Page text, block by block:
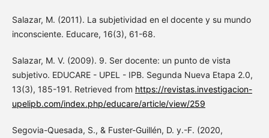
Salazar, M. (2011). La subjetividad en el docente y su mundo
inconsciente. Educare, 16(3), 61-68.
Salazar, M. V. (2009). 9. Ser docente: un punto de vista
subjetivo. EDUCARE - UPEL - IPB. Segunda Nueva Etapa 2.0,
13(3), 185-191. Retrieved from https://revistas.investigacion-
upelipb.com/index.php/educare/article/view/259
Segovia-Quesada, S., & Fuster-Guillén, D. y.-F. (2020,